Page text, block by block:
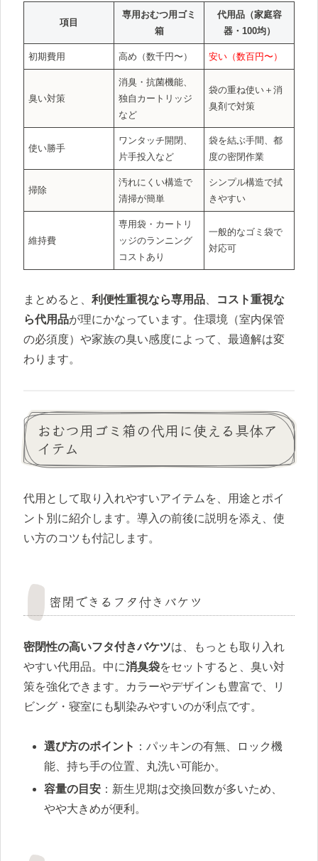
項目
専用おむつ用ゴミ
箱
代用品（家庭容
器・100均）
初期費用 高め（数千円〜） 安い（数百円〜）
臭い対策
消臭・抗菌機能、
独自カートリッジ
など
袋の重ね使い＋消
臭剤で対策
使い勝手
ワンタッチ開閉、
片手投入など
袋を結ぶ手間、都
度の密閉作業
掃除
汚れにくい構造で
清掃が簡単
シンプル構造で拭
きやすい
維持費
専用袋・カートリ
ッジのランニング
コストあり
一般的なゴミ袋で
対応可
まとめると、 利便性重視なら専用品
コスト重視な
ら代用品が理にかなっています。住環境（室内保管
の必須度）や家族の臭い感度によって、最適解は変
わります。
おむつ用ゴミ箱の代用に使える具体ア
イテム
代用として取り入れやすいアイテムを、用途とポイ
ント別に紹介します。導入の前後に説明を添え、使
い方のコツも付記します。
密閉できるフタ付きバケツ
密閉性の高いフタ付きバケツは、もっとも取り入れ
やすい代用品。中に消臭袋をセットすると、臭い対
策を強化できます。カラーやデザインも豊富で、リ
ビング・寝室にも馴染みやすいのが利点です。
選び方のポイント ：パッキンの有無、ロック機
能、持ち手の位置、丸洗い可能か。
容量の目安 ：新生児期は交換回数が多いため、
やや大きめが便利。